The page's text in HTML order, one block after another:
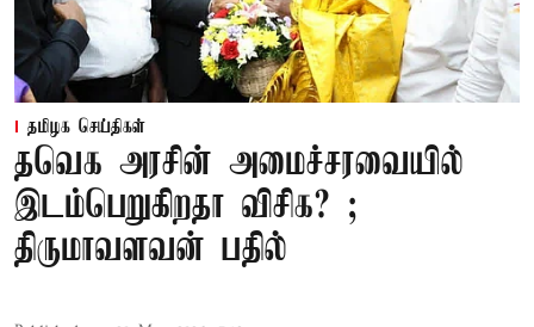
தமிழக செய்திகள்
தவெக அரசின் அமைச்சரவையில்
இடம்பெறுகிறதா விசிக? ;
திருமாவளவன் பதில்